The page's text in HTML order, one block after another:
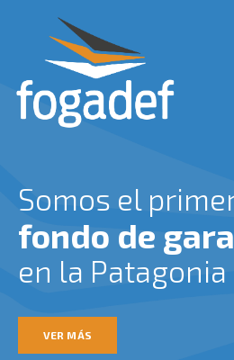
Somos el
fondo de
en la Patagonia
VER MÁS